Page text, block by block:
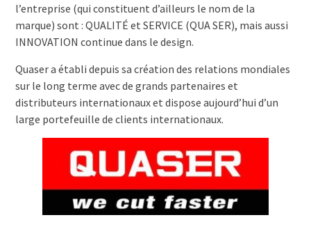
l’entreprise (qui constituent d’ailleurs le nom de la
marque) sont : QUALITÉ et SERVICE (QUA SER), mais aussi
INNOVATION continue dans le design.
Quaser a établi depuis sa création des relations mondiales
sur le long terme avec de grands partenaires et
distributeurs internationaux et dispose aujourd’hui d’un
large portefeuille de clients internationaux.